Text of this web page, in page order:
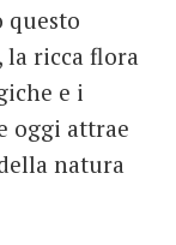
questo
la ricca flora
e i
oggi attrae
natura